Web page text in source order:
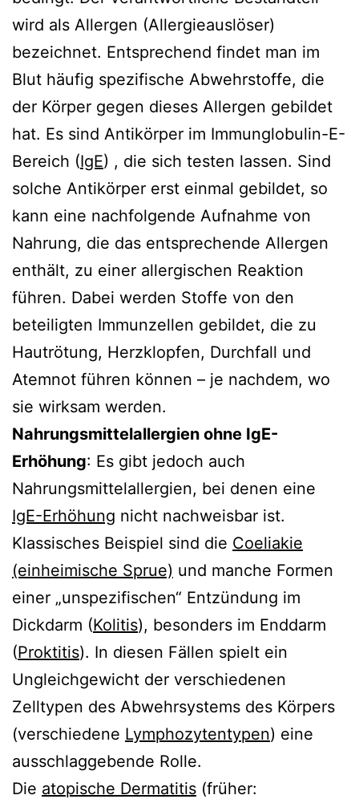
wird als Allergen (Allergieauslöser)
bezeichnet. Entsprechend findet man im
Blut häufig spezifische Abwehrstoffe, die
der Körper gegen dieses Allergen gebildet
hat. Es sind Antikörper im Immunglobulin-E-
Bereich (IgE) , die sich testen lassen. Sind
solche Antikörper erst einmal gebildet, so
kann eine nachfolgende Aufnahme von
Nahrung, die das entsprechende Allergen
enthält, zu einer allergischen Reaktion
führen. Dabei werden Stoffe von den
beteiligten Immunzellen gebildet, die zu
Hautrötung, Herzklopfen, Durchfall und
Atemnot führen können – je nachdem, wo
sie wirksam werden.
Nahrungsmittelallergien ohne IgE-
Erhöhung: Es gibt jedoch auch
Nahrungsmittelallergien, bei denen eine
IgE-Erhöhung nicht nachweisbar ist.
Klassisches Beispiel sind die Coeliakie
(einheimische Sprue) und manche Formen
einer „unspezifischen“ Entzündung im
Dickdarm (Kolitis), besonders im Enddarm
(Proktitis). In diesen Fällen spielt ein
Ungleichgewicht der verschiedenen
Zelltypen des Abwehrsystems des Körpers
(verschiedene Lymphozytentypen) eine
ausschlaggebende Rolle.
Die atopische Dermatitis (früher: